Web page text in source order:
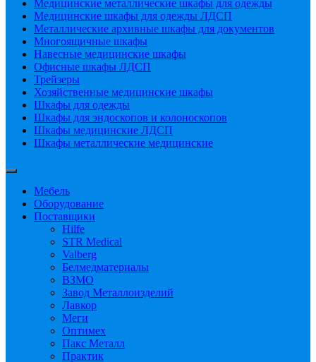
Медицинские металлические шкафы для одежды
Медицинские шкафы для одежды ЛДСП
Металлические архивные шкафы для документов
Многоящичные шкафы
Навесные медицинские шкафы
Офисные шкафы ЛДСП
Трейзеры
Хозяйственные медицинские шкафы
Шкафы для одежды
Шкафы для эндоскопов и колоноскопов
Шкафы медицинские ЛДСП
Шкафы металлические медицинские
Мебель
Оборудование
Поставщики
Hilfe
STR Medical
Valberg
Белмедматериалы
ВЗМО
Завод Металлоизделий
Лавкор
Меги
Оптимех
Пакс Металл
Практик